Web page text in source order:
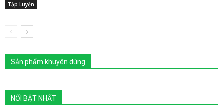
Tập Luyện
Sản phẩm khuyên dùng
NỔI BẬT NHẤT